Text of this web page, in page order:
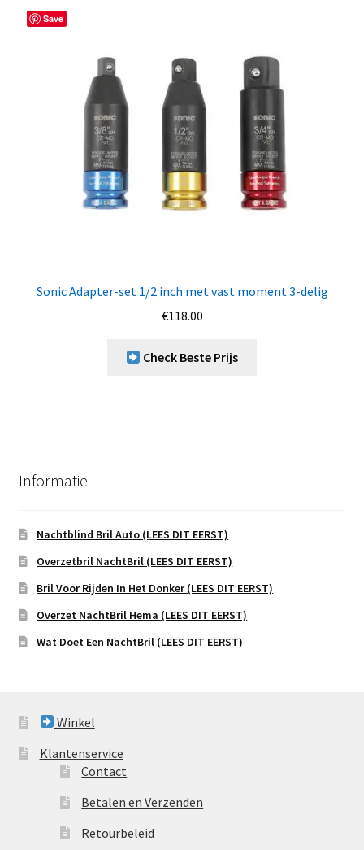
Save
Sonic Adapter-set 1/2 inch met vast moment 3-delig
€118.00
Check Beste Prijs
Informatie
Nachtblind Bril Auto (LEES DIT EERST)
Overzetbril NachtBril (LEES DIT EERST)
Bril Voor Rijden In Het Donker (LEES DIT EERST)
Overzet NachtBril Hema (LEES DIT EERST)
Wat Doet Een NachtBril (LEES DIT EERST)
Winkel
Klantenservice
Contact
Betalen en Verzenden
Retourbeleid